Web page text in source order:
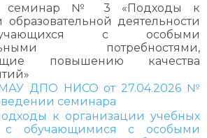
семинар № 3 «Подходы к
образовательной деятельности
с особыми
потребностями,
повышению качества
ДПО НИСО от 27.04.2026 №
семинара
к организации учебных
с обучающимися с особыми